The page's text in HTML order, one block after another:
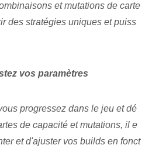
et mutations de carte
des stratégies uniques et puiss
vos paramètres
progressez dans le jeu et dé
de capacité et mutations, il e
et d'ajuster vos builds en fonct